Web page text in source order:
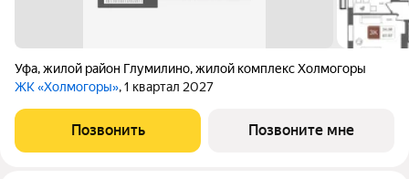
Уфа,жилой район Глумилино,жилой комплекс Холмогоры
ЖК «Холмогоры», 1 квартал 2027
Позвонить Позвоните мне